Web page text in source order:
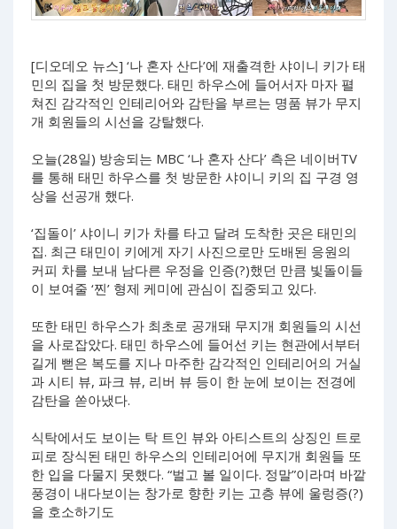
[디오데오 뉴스] ‘나 혼자 산다’에 재출격한 샤이니 키가 태
민의 집을 첫 방문했다. 태민 하우스에 들어서자 마자 펼
쳐진 감각적인 인테리어와 감탄을 부르는 명품 뷰가 무지
개 회원들의 시선을 강탈했다.
오늘(28일) 방송되는 MBC ‘나 혼자 산다’ 측은 네이버TV
를 통해 태민 하우스를 첫 방문한 샤이니 키의 집 구경 영
상을 선공개 했다.
‘집돌이’ 샤이니 키가 차를 타고 달려 도착한 곳은 태민의
집. 최근 태민이 키에게 자기 사진으로만 도배된 응원의
커피 차를 보내 남다른 우정을 인증(?)했던 만큼 빛돌이들
이 보여줄 ‘찐’ 형제 케미에 관심이 집중되고 있다.
또한 태민 하우스가 최초로 공개돼 무지개 회원들의 시선
을 사로잡았다. 태민 하우스에 들어선 키는 현관에서부터
길게 뻗은 복도를 지나 마주한 감각적인 인테리어의 거실
과 시티 뷰, 파크 뷰, 리버 뷰 등이 한 눈에 보이는 전경에
감탄을 쏟아냈다.
식탁에서도 보이는 탁 트인 뷰와 아티스트의 상징인 트로
피로 장식된 태민 하우스의 인테리어에 무지개 회원들 또
한 입을 다물지 못했다. “벌고 볼 일이다. 정말”이라며 바깥
풍경이 내다보이는 창가로 향한 키는 고층 뷰에 울렁증(?)
을 호소하기도